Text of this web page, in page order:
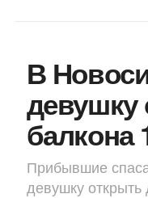
В
девушку
балкона
Прибывшие
девушку